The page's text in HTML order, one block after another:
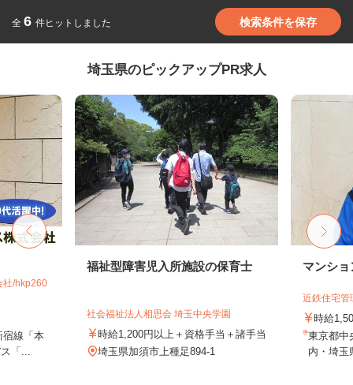
全 6 件ヒットしました 検索条件を保存
埼玉県のピックアップPR求人
社/hkp260
宿線「本
「...
福祉型障害児入所施設の保育士
社会福祉法人相思会 埼玉中央学園
時給1,200円以上＋資格手当＋諸手当
埼玉県加須市上種足894-1
マンシ
近鉄住宅
時給
東京都中
内・埼玉